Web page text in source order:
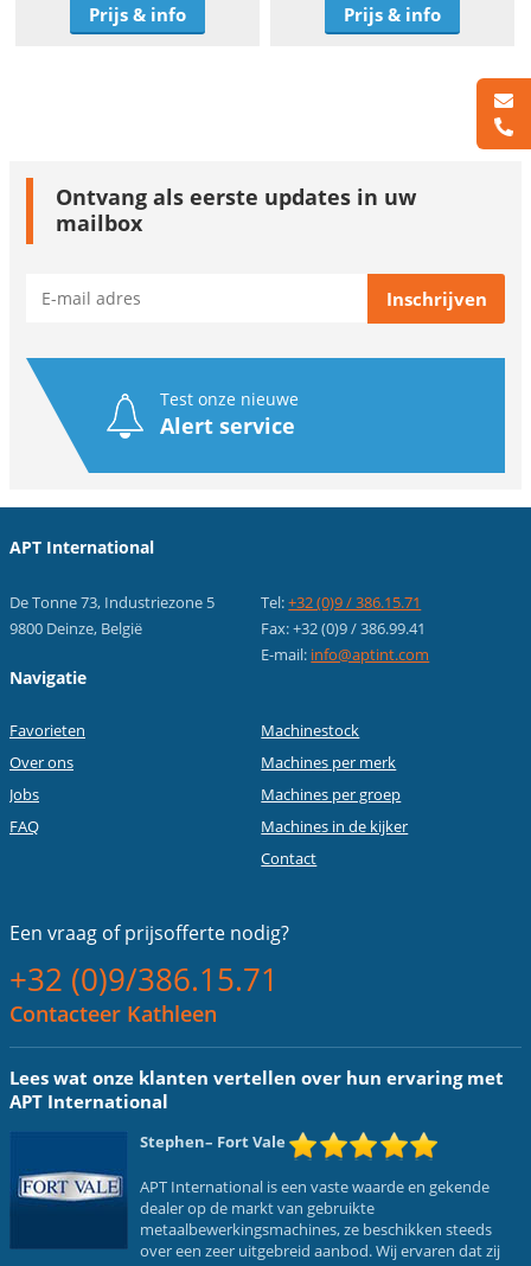
Prijs & info Prijs & info
Ontvang als eerste updates in uw
mailbox
Test onze nieuwe
Alert service
APT International
De Tonne 73, Industriezone 5
9800 Deinze, België
Tel:+32 (0)9 / 386.15.71
Fax: +32 (0)9 / 386.99.41
E-mail: info@aptint.com
Navigatie
Favorieten
Over ons
Jobs
FAQ
Machinestock
Machines per merk
Machines per groep
Machines in de kijker
Contact
Een vraag ofprijsofferte nodig?
+32 (0)9/386.15.71
Contacteer Kathleen
Lees wat onze klanten vertellen over hun ervaring met
APT International
Stephen– Fort Vale
APT International is een vaste waarde en gekende
dealer op de markt van gebruikte
metaalbewerkingsmachines, ze beschikken steeds
over een zeer uitgebreid aanbod. Wij ervaren dat zij